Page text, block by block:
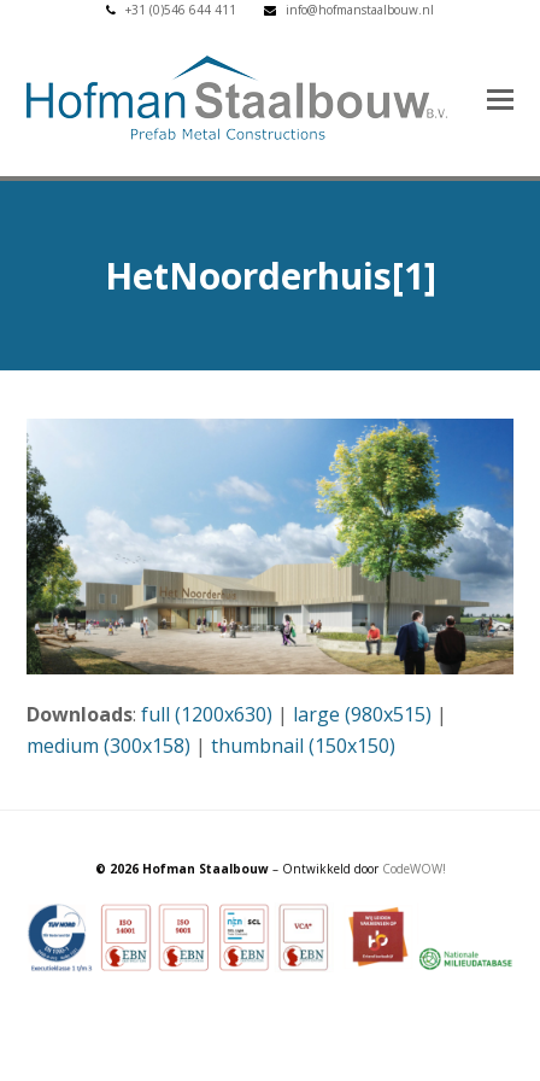
+31 (0)546 644 411 info@hofmanstaalbouw.nl
HetNoorderhuis[1]
Downloads:full (1200x630) | large (980x515) |
medium (300x158) |thumbnail (150x150)
© 2026 Hofman Staalbouw– Ontwikkeld door CodeWOW!